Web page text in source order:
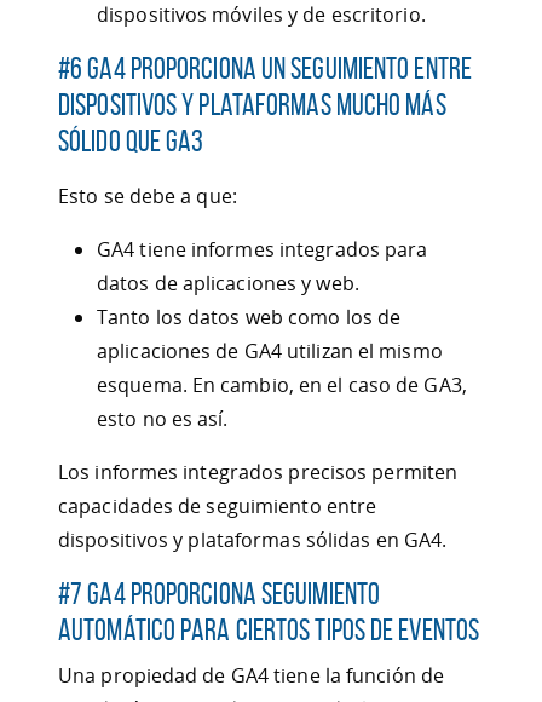
dispositivos móviles y de escritorio.
#6 GA4 proporciona un seguimiento entre
dispositivos y plataformas mucho más
sólido que GA3
Esto se debe a que:
GA4 tiene informes integrados para
datos de aplicaciones y web.
Tanto los datos web como los de
aplicaciones de GA4 utilizan el mismo
esquema. En cambio, en el caso de GA3,
esto no es así.
Los informes integrados precisos permiten
capacidades de seguimiento entre
dispositivos y plataformas sólidas en GA4.
#7 GA4 proporciona seguimiento
automático para ciertos tipos de eventos
Una propiedad de GA4 tiene la función de